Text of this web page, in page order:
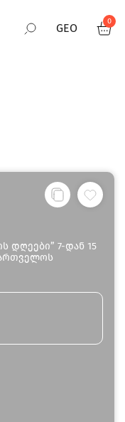
GEO
0
დღეები” 7-დან 15